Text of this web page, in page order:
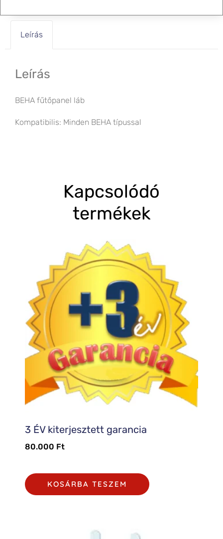
Leírás
Leírás
BEHA fűtőpanel láb
Kompatibilis: Minden BEHA típussal
Kapcsolódó
termékek
3 ÉV kiterjesztett garancia
80.000 Ft
KOSÁRBA TESZEM